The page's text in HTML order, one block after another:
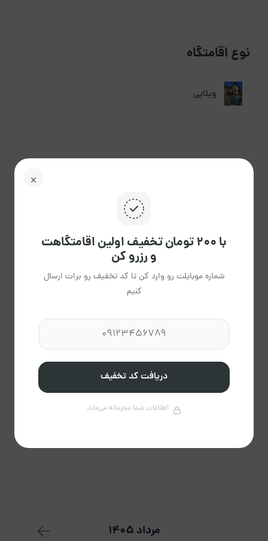
نوع اقامتگاه
ویلایی
امکانات ویژه
منطقه اقامتگاه
نوع اجاره
مرداد 1405
با ۲۰۰ تومان تخفیف اولین اقامتگاهت
و رزرو کن
شماره موبایلت رو وارد کن تا کد تخفیف رو برات ارسال
کنیم
دریافت کد تخفیف
اطلاعات شما محرمانه می‌ماند